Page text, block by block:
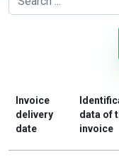
Invoice
delivery
date
data of
invoice